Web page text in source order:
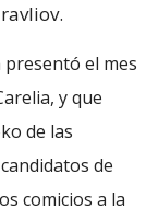
presentó el mes
y que
de las
de
comicios a la